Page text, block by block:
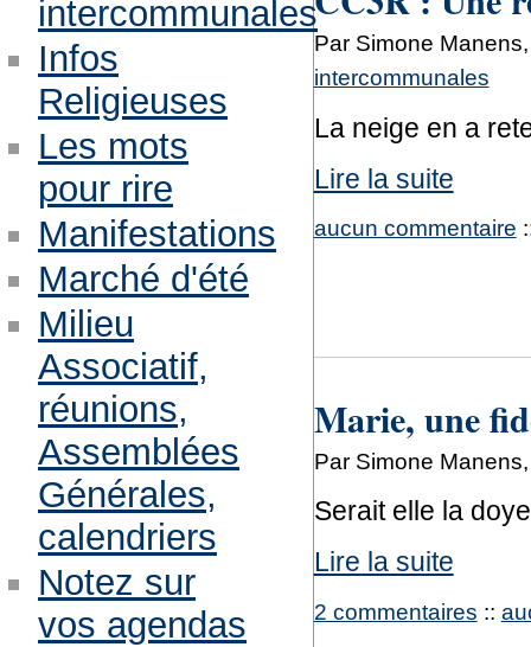
Par Simone
intercommunales
La neige en a
Lire la suite
aucun commentaire
Marie, une
Par Simone
Serait elle la
Lire la suite
2 commentaires ::
intercommunales
Infos
Religieuses
Les mots
pour rire
Manifestations
Marché d'été
Milieu
Associatif,
réunions,
Assemblées
Générales,
calendriers
Notez sur
vos agendas